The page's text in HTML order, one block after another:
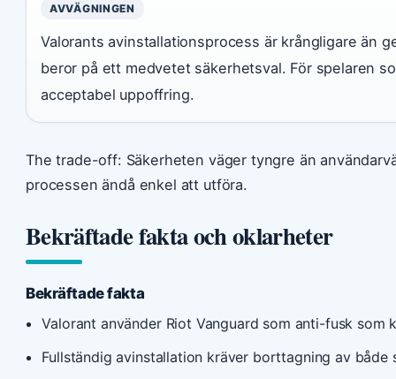
AVVÄGNINGEN
Valorants avinstallationsprocess är krångligare än
beror på ett medvetet säkerhetsval. För spelaren
acceptabel uppoffring.
The trade-off: Säkerheten väger tyngre än
processen ändå enkel att utföra.
Bekräftade fakta och oklarheter
Bekräftade fakta
Valorant använder Riot Vanguard som anti-fusk
Fullständig avinstallation kräver borttagning av både